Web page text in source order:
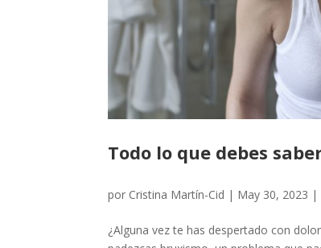
Todo lo que debes
por Cristina Martín-Cid | May 30, 2023 |
¿Alguna vez te has despertado con